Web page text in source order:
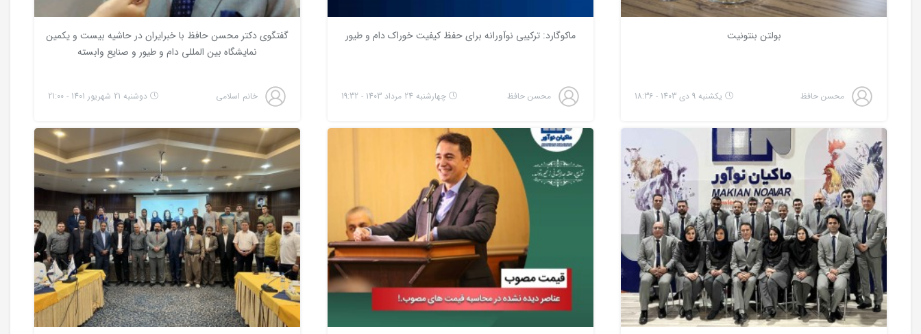
بولتن بنتونیت
محسن حافظ یکشنبه 9 دی 1403 - 18:36
ماکوگارد: ترکیبی نوآورانه برای حفظ کیفیت خوراک دام و طیور
محسن حافظ چهارشنبه 24 مرداد 1403 - 19:32
گفتگوی دکتر محسن حافظ با خبرایران در حاشیه بیست و یکمین
نمایشگاه بین المللی دام و طیور و صنایع وابسته
خانم اسلامی دوشنبه 21 شهریور 1401 - 21:00